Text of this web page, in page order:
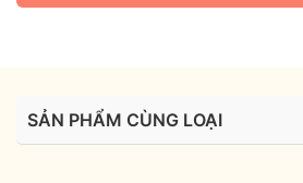
SẢN PHẨM CÙNG LOẠI